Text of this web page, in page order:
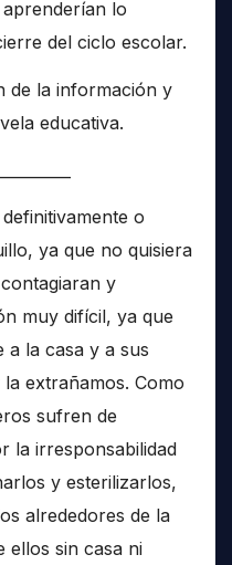
lo
del ciclo escolar.
de la información y
educativa.
o
ya que no quisiera
y
muy difícil, ya que
a la casa y a sus
extrañamos. Como
sufren de
la irresponsabilidad
y esterilizarlos,
alrededores de la
ellos sin casa ni